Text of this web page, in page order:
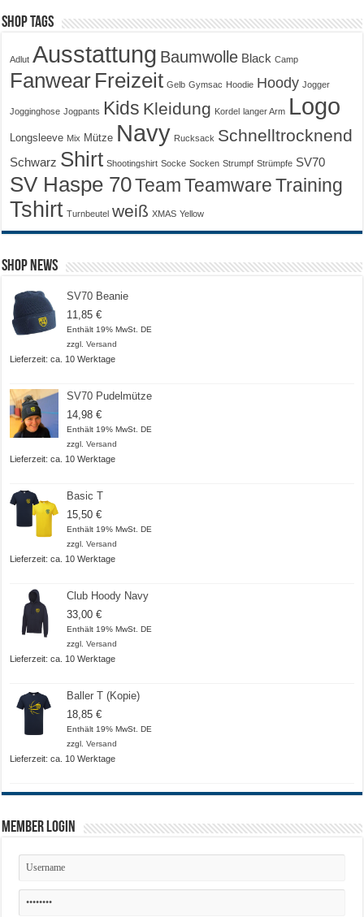
Shop Tags
Adlut Ausstattung Baumwolle Black Camp
Fanwear Freizeit Gelb Gymsac Hoodie Hoody Jogger
Jogginghose Jogpants Kids Kleidung Kordel langer Arm Logo
Longsleeve Mix Mütze Navy Rucksack Schnelltrocknend
Schwarz Shirt Shootingshirt Socke Socken Strumpf Strümpfe SV70
SV Haspe 70Team Teamware Training
Tshirt Turnbeutel weiß XMAS Yellow
Shop News
SV70 Beanie
11,85€
Enthält 19% MwSt. DE
zzgl.Versand
Lieferzeit: ca. 10 Werktage
SV70 Pudelmütze
14,98€
Enthält 19% MwSt. DE
zzgl.Versand
Lieferzeit: ca. 10 Werktage
Basic T
15,50€
Enthält 19% MwSt. DE
zzgl.Versand
Lieferzeit: ca. 10 Werktage
Club Hoody Navy
33,00€
Enthält 19% MwSt. DE
zzgl.Versand
Lieferzeit: ca. 10 Werktage
Baller T (Kopie)
18,85€
Enthält 19% MwSt. DE
zzgl.Versand
Lieferzeit: ca. 10 Werktage
Member Login